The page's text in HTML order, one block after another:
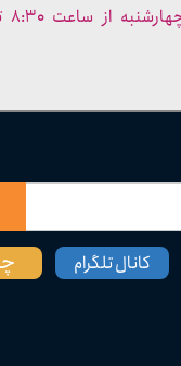
کانال تلگرام